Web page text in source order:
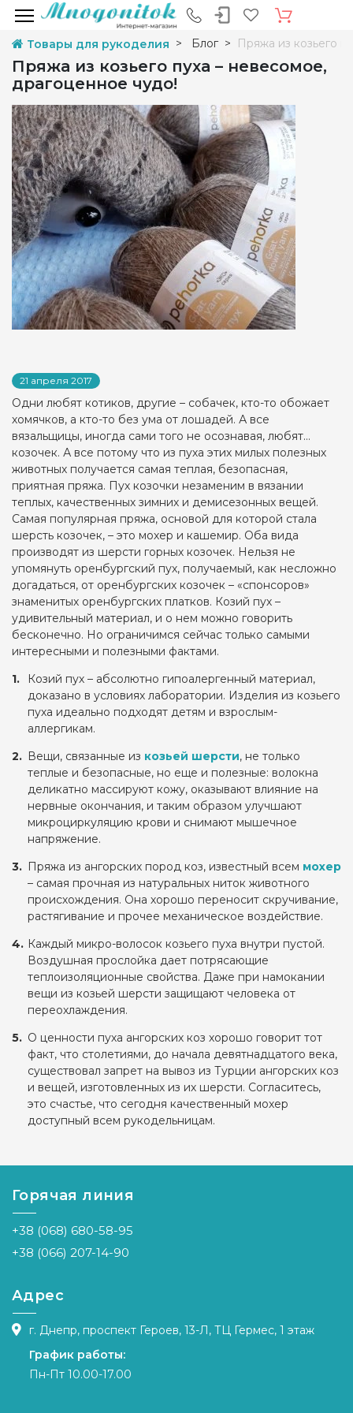
Товары для рукоделия Блог Пряжа из козьего
Пряжа из козьего пуха – невесомое,
драгоценное чудо!
21 апреля 2017
Одни любят котиков, другие – собачек, кто-то обожает
хомячков, а кто-то без ума от лошадей. А все
вязальщицы, иногда сами того не осознавая, любят…
козочек. А все потому что из пуха этих милых полезных
животных получается самая теплая, безопасная,
приятная пряжа. Пух козочки незаменим в вязании
теплых, качественных зимних и демисезонных вещей.
Самая популярная пряжа, основой для которой стала
шерсть козочек, – это мохер и кашемир. Оба вида
производят из шерсти горных козочек. Нельзя не
упомянуть оренбургский пух, получаемый, как несложно
догадаться, от оренбургских козочек – «спонсоров»
знаменитых оренбургских платков. Козий пух –
удивительный материал, и о нем можно говорить
бесконечно. Но ограничимся сейчас только самыми
интересными и полезными фактами.
Козий пух – абсолютно гипоалергенный материал,
доказано в условиях лаборатории. Изделия из козьего
пуха идеально подходят детям и взрослым-
аллергикам.
Вещи, связанные из козьей шерсти, не только
теплые и безопасные, но еще и полезные: волокна
деликатно массируют кожу, оказывают влияние на
нервные окончания, и таким образом улучшают
микроциркуляцию крови и снимают мышечное
напряжение.
Пряжа из ангорских пород коз, известный всем мохер
– самая прочная из натуральных ниток животного
происхождения. Она хорошо переносит скручивание,
растягивание и прочее механическое воздействие.
Каждый микро-волосок козьего пуха внутри пустой.
Воздушная прослойка дает потрясающие
теплоизоляционные свойства. Даже при намокании
вещи из козьей шерсти защищают человека от
переохлаждения.
О ценности пуха ангорских коз хорошо говорит тот
факт, что столетиями, до начала девятнадцатого века,
существовал запрет на вывоз из Турции ангорских коз
и вещей, изготовленных из их шерсти. Согласитесь,
это счастье, что сегодня качественный мохер
доступный всем рукодельницам.
Горячая линия
+38 (068) 680-58-95
+38 (066) 207-14-90
Адрес
г. Днепр, проспект Героев, 13-Л, ТЦ Гермес, 1 этаж
График работы:
Пн-Пт 10.00-17.00